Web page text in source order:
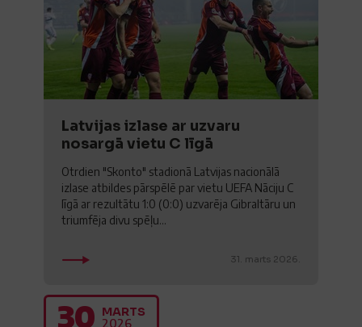
Latvijas izlase ar uzvaru
nosargā vietu C līgā
Otrdien "Skonto" stadionā Latvijas nacionālā
izlase atbildes pārspēlē par vietu UEFA Nāciju C
līgā ar rezultātu 1:0 (0:0) uzvarēja Gibraltāru un
triumfēja divu spēļu...
31. marts 2026.
30 MARTS
2026